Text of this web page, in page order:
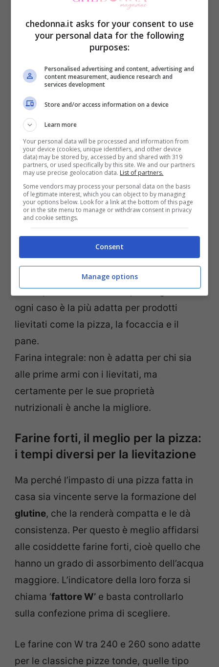
: molto simile alle 00 ma meno
raffinata In ogni caso è spesso utilizzata
per preparare impasti che devono lievitare
anche perché dona una certa elasticità e il
sapore in bocca è ottimo.
Farina di tipo1: molto utilizzata negli ultimi
tempi per gli impasti di pizza,
pane e ogni altri tipo di lievitato, contiene
molte sostanze utili all’organismo.
Farina di tipo 2
integrale, ma si avvicina molte ed è anche
più semplice da maneggiare. Rispetto ad
altre farine da pane e pizza però necessita
di tempi nella lavorazione più lunghi. In
ogni caso è la più adatta per prodotti
lievitati come la pizza, la focaccia e il
pane.
Farina integrale: non è adatta per chi sia
alle prime armi con i lievitati, ma
certamente per le sue proprietà
nutrizionali è anche la migliore.
Farine forti, il meglio per la pizza:
i tempi diversi per la lievitazione
Ma perché l’impasto di una pizza fatta in
casa sia vincente serve la formazione del
glutine, che la renderà compatta e le dà
consistenza. Per questo è meglio affidarsi
alle cosiddette farine forti, cioè quello che
hanno un grado di assorbimento dell’acqua
maggiore. L’indicatore della loro forza si
chiama ‘fattore W’ e basta controllarlo
sulla confezione prima di scegliere.
Le farine con W tra 240 e 260 sono adatte
per le classiche pizze tonde, quelle tipo
chedonna.it asks for your consent to use
your personal data for the following
purposes:
Personalised advertising and content, advertising and
content measurement, audience research and
services development
Store and/or access information on a device
Learn more
Your personal data will be processed and information from
your device (cookies, unique identifiers, and other device
data) may be stored by, accessed by and shared with 319
partners, or used specifically by this site. We and our partners
may use precise geolocation data. List of partners.
Some vendors may process your personal data on the basis
of legitimate interest, which you can object to by managing
your options below. Look for a link at the bottom of this page
or in the site menu to manage or withdraw consent in privacy
and cookie settings.
Consent
Manage options